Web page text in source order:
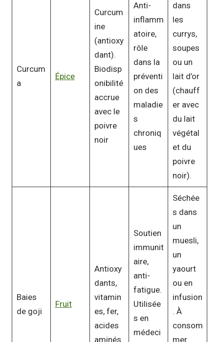
Curcum
a
Épice
Curcum
ine
(antioxy
dant).
Biodisp
onibilité
accrue
avec le
poivre
noir
Anti-
inflamm
atoire,
rôle
dans la
préventi
on des
maladie
s
chroniq
ues
dans
les
currys,
soupes
ou un
lait d’or
(chauff
er avec
du lait
végétal
et du
poivre
noir).
Baies
de goji
Fruit
Antioxy
dants,
vitamin
es, fer,
acides
aminés
Soutien
immunit
aire,
anti-
fatigue.
Utilisée
s en
médeci
Séchée
s dans
un
muesli,
un
yaourt
ou en
infusion
. À
consom
mer